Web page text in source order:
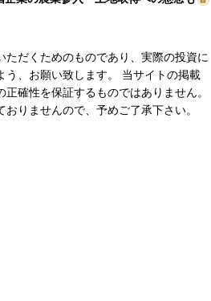
だくためのものであり、実際の投資に
う、お願い致します。 当サイトの掲載
確性を保証するものではありません。
りませんので、予めご了承下さい。